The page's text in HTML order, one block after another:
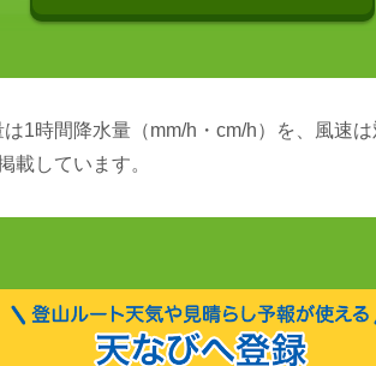
1時間降水量（mm/h・cm/h）を、風速
載しています。